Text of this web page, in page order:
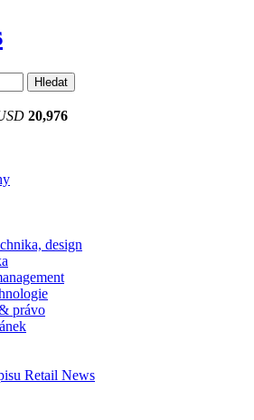
20,976
design
právo
Retail News